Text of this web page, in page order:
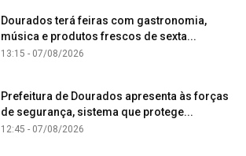
Dourados terá feiras com gastronomia,
música e produtos frescos de sexta...
13:15 - 07/08/2026
Prefeitura de Dourados apresenta às forças
de segurança, sistema que protege...
12:45 - 07/08/2026